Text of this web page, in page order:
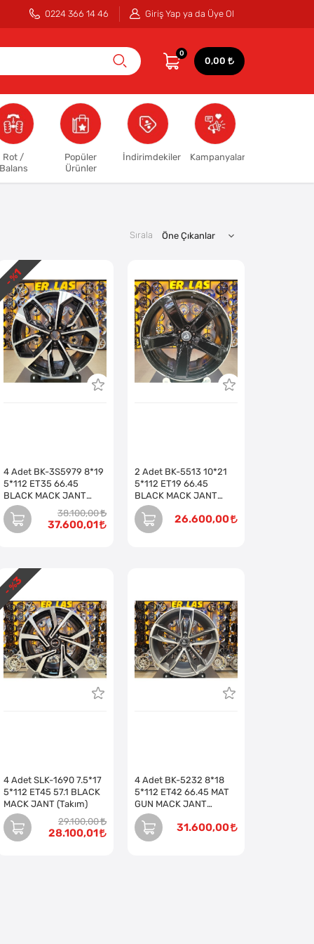
0224 366 14 46 Giriş Yap ya da Üye Ol
0
0,00
Rot /
Balans
Popüler
Ürünler
İndirimdekiler Kampanyalar
Sırala
4 Adet BK-3S5979 8*19
5*112 ET35 66.45
BLACK MACK JANT
(Takım)
38.100,00
37.600,01
- %
1
2 Adet BK-5513 10*21
5*112 ET19 66.45
BLACK MACK JANT
(Takım)
26.600,00
4 Adet SLK-1690 7.5*17
5*112 ET45 57.1 BLACK
MACK JANT (Takım)
29.100,00
28.100,01
- %
3
4 Adet BK-5232 8*18
5*112 ET42 66.45 MAT
GUN MACK JANT
(Takım)
31.600,00